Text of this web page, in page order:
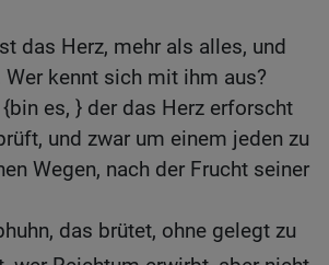
das Herz, mehr als alles, und
kennt sich mit ihm aus?
{bin es, } der das Herz erforscht
und zwar um einem jeden zu
Wegen, nach der Frucht seiner
das brütet, ohne gelegt zu